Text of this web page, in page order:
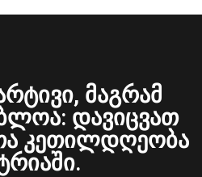
მაგრამ
დავიცვათ
კეთილდღეობა